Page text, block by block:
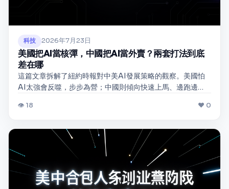
科技 2026年7月23日
美國把AI當核彈，中國把AI當外賣？兩套打法到底
差在哪
這篇文章拆解了紐約時報對中美AI發展策略的觀察。美國怕
AI太強會反噬，步步為營；中國則傾向快速上馬、邊跑邊
會有什麼實際影響。
👁 18 ❤ 0